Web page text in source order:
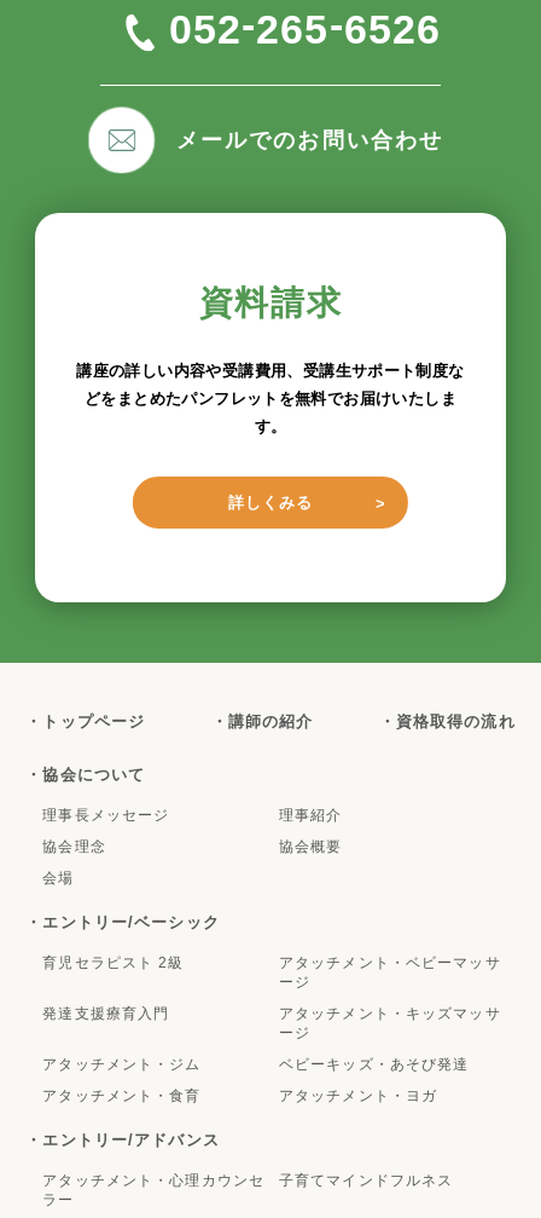
052-265-6526
メールでのお問い合わせ
資料請求
講座の詳しい内容や受講費用、受講生サポート制度な
どをまとめたパンフレットを無料でお届けいたしま
す。
詳しくみる
・トップページ ・講師の紹介 ・資格取得の流れ
・協会について
理事長メッセージ
理事紹介
協会理念
協会概要
会場
・エントリー/ベーシック
育児セラピスト 2級
アタッチメント・ベビーマッサ
ージ
発達支援療育入門
アタッチメント・キッズマッサ
ージ
アタッチメント・ジム
ベビーキッズ・あそび発達
アタッチメント・食育
アタッチメント・ヨガ
・エントリー/アドバンス
アタッチメント・心理カウンセ
ラー
子育てマインドフルネス